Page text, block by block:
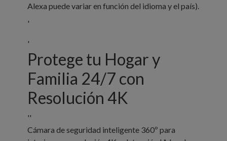
Alexa puede variar en función del idioma y el país).
'
'
Protege tu Hogar y
Familia 24/7 con
Resolución 4K
''
Cámara de seguridad inteligente 360º para